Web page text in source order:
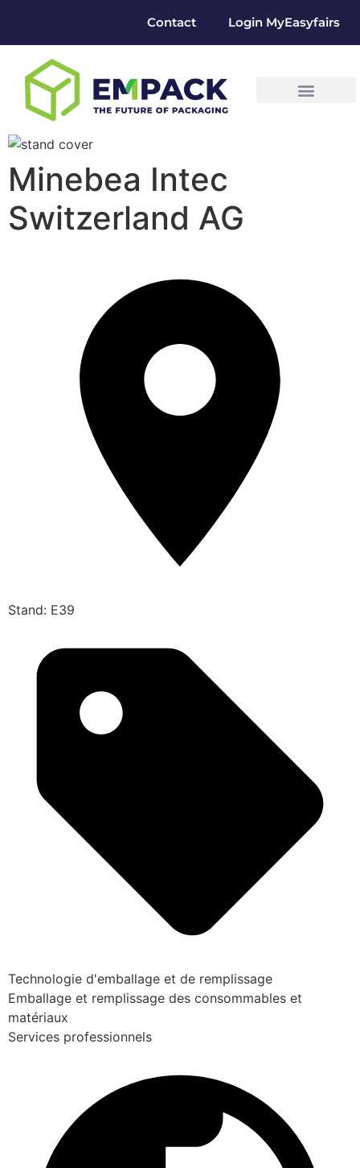
Contact Login MyEasyfairs
Minebea Intec
Switzerland AG
Stand: E39
Technologie d'emballage et de remplissage
Emballage et remplissage des consommables et
matériaux
Services professionnels